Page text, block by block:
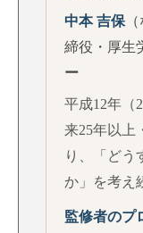
中本 吉保
締役・厚生
ー
平成12年（
来25年以上
り、「どう
か」を考え
監修者のプ